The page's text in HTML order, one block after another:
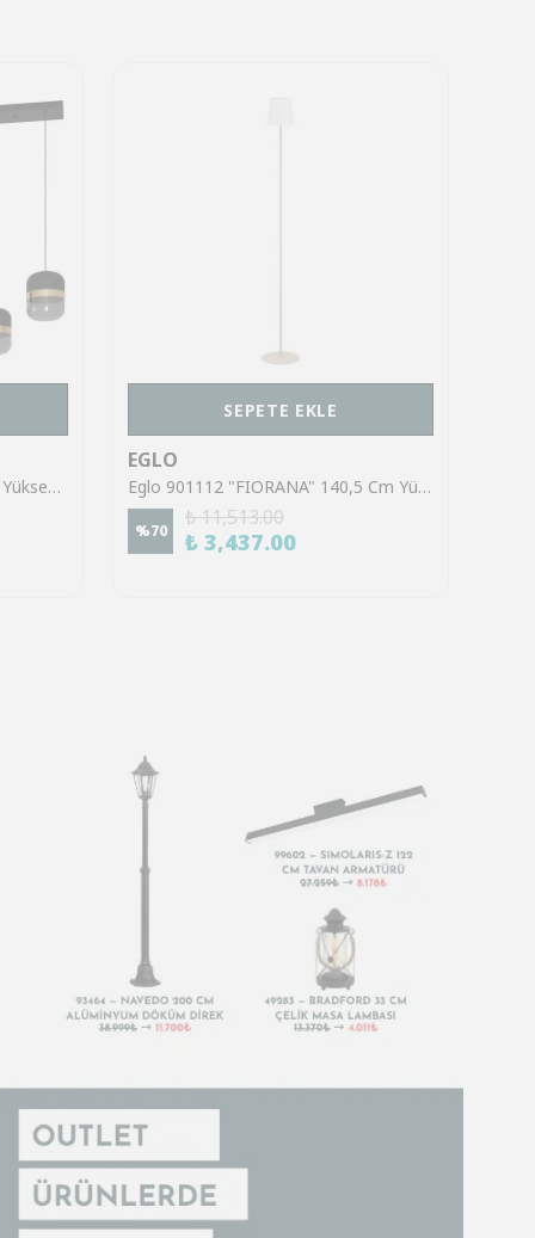
Eglo 39921 "SINSIGA" 150 Cm Yüksekliğinde Çelik Siyah Sarkıt Avize
SEPETE EKLE
EGLO
Eglo 901112 "FIORANA" 140,5 Cm Yüksekliğinde Çelik Köşe Lambası Lambader
%70
₺ 11,513.00
₺ 3,437.00